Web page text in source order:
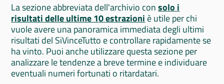
La sezione abbreviata dell'archivio consolo i
risultati delle ultime 10 estrazioniè utile per chi
vuole avere una panoramica immediata degli ultimi
risultati del SiVinceTutto e controllare rapidamente se
ha vinto. Puoi anche utilizzare questa sezione per
analizzare le tendenze a breve termine e individuare
eventuali numeri fortunati o ritardatari.